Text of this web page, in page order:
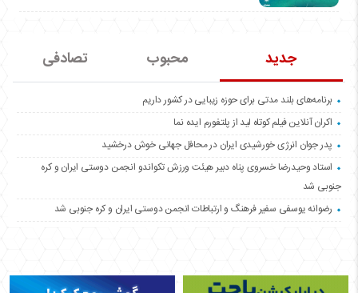
جدید محبوب تصادفی
برنامه‌های بلند مدتی برای حوزه زیبایی در کشور داریم
اکران آنلاین فیلم کوتاه لید از پلتفورم ایده نما
پدر جوان انرژی خورشیدی ایران در محافل جهانی خوش درخشید
استاد وحیدرضا خسروی پناه دبیر هیئت ورزش تکواندو انجمن دوستی ایران و کره
جنوبی شد
رضوانه یوسفی سفیر فرهنگ و ارتباطات انجمن دوستی ایران و کره جنوبی شد